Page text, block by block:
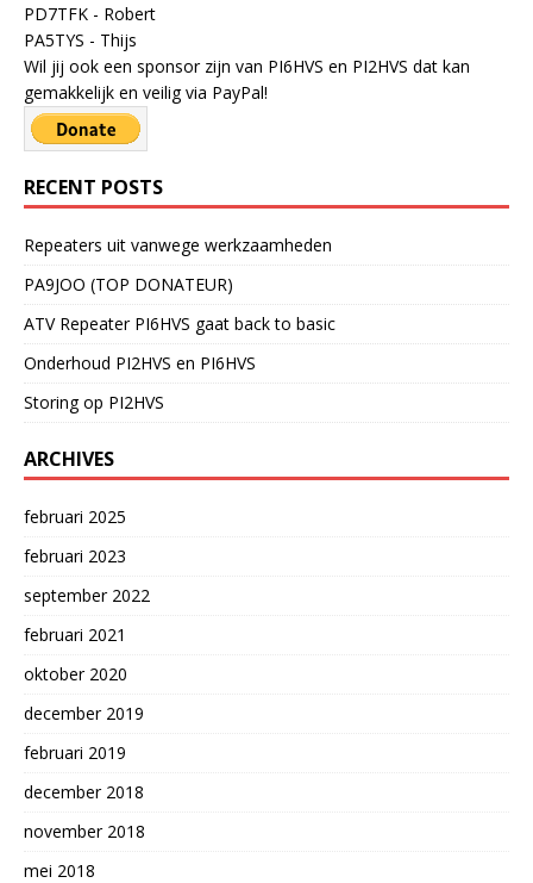
PD7TFK - Robert
PA5TYS - Thijs
Wil jij ook een sponsor zijn van PI6HVS en PI2HVS dat kan
gemakkelijk en veilig via PayPal!
RECENT POSTS
Repeaters uit vanwege werkzaamheden
PA9JOO (TOP DONATEUR)
ATV Repeater PI6HVS gaat back to basic
Onderhoud PI2HVS en PI6HVS
Storing op PI2HVS
ARCHIVES
februari 2025
februari 2023
september 2022
februari 2021
oktober 2020
december 2019
februari 2019
december 2018
november 2018
mei 2018